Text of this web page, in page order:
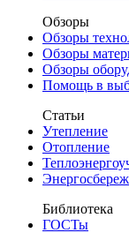
Обзоры
Обзоры
Обзоры
Обзоры
Помощь в
Статьи
Утепление
Отопление
Библиотека
ГОСТы